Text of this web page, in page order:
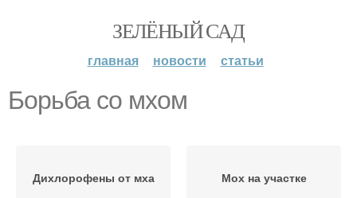
ЗЕЛЁНЫЙ САД
главная новости статьи
Борьба со мхом
Дихлорофены от мха Мох на участке